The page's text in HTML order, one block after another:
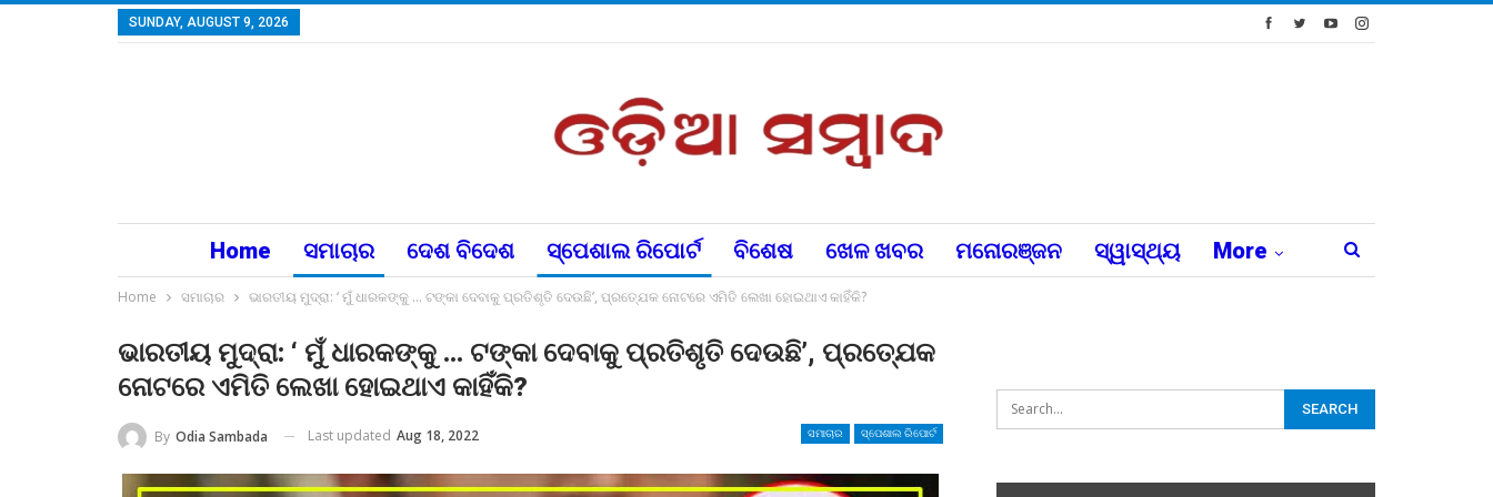
SUNDAY, AUGUST 9, 2026
Home ସମାଚାର ଦେଶ ବିଦେଶ ସ୍ପେଶାଲ ରିପୋର୍ଟ ବିଶେଷ ଖେଳ ଖବର ମନୋରଞ୍ଜନ ସ୍ୱାସ୍ଥ୍ୟ More
Home ସମାଚାର ଭାରତୀୟ ମୁଦ୍ରା: ‘ ମୁଁ ଧାରକଙ୍କୁ … ଟଙ୍କା ଦେବାକୁ ପ୍ରତିଶୃତି ଦେଉଛି’, ପ୍ରତ୍ଯେକ ନୋଟରେ ଏମିତି ଲେଖା ହୋଇଥାଏ କାହିଁକି?
ଭାରତୀୟ ମୁଦ୍ରା: ‘ ମୁଁ ଧାରକଙ୍କୁ … ଟଙ୍କା ଦେବାକୁ ପ୍ରତିଶୃତି ଦେଉଛି’, ପ୍ରତ୍ଯେକ
ନୋଟରେ ଏମିତି ଲେଖା ହୋଇଥାଏ କାହିଁକି?
ସମାଚାର ସ୍ପେଶାଲ ରିପୋର୍ଟ
By Odia Sambada Last updated Aug 18, 2022